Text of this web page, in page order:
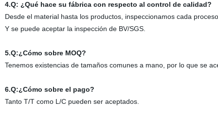
4.Q: ¿Qué hace su fábrica con respecto al control de calidad?
Desde el material hasta los productos, inspeccionamos cada
Y se puede aceptar la inspección de BV/SGS.
5.Q:¿Cómo sobre MOQ?
Tenemos existencias de tamaños comunes a mano, por lo que se
6.Q:¿Cómo sobre el pago?
Tanto T/T como L/C pueden ser aceptados.